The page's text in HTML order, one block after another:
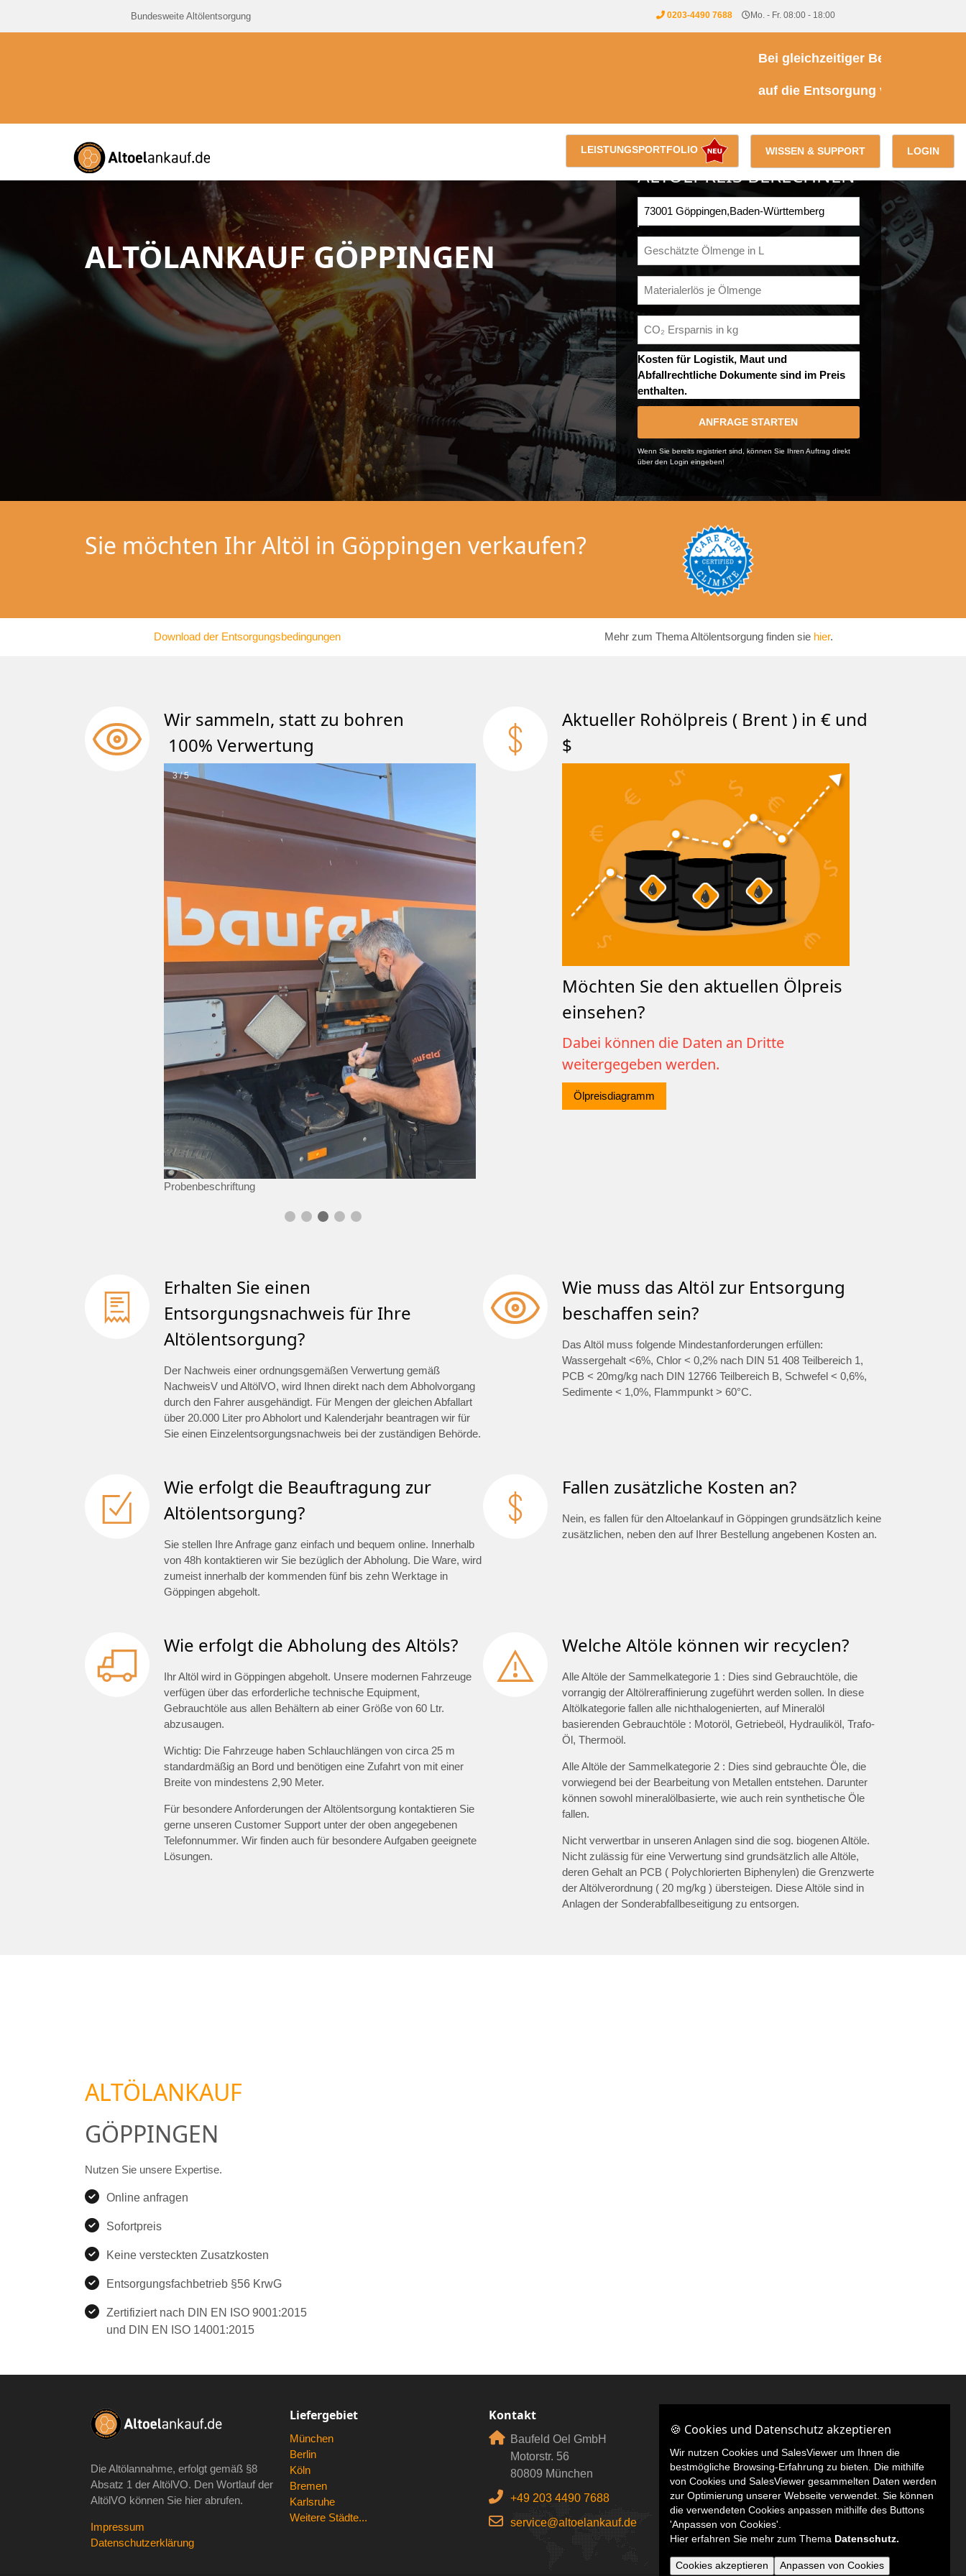
Bundesweite Altölentsorgung 0203-4490 7688 Mo. - Fr. 08:00 - 18:00
Bei gleichzeitiger Beauftragung
auf die Entsorgung von Kühl- &
LOGIN
WISSEN & SUPPORT
LEISTUNGSPORTFOLIO
ALTÖLANKAUF GÖPPINGEN
ALTÖLPREIS BERECHNEN
Kosten für Logistik, Maut und
Abfallrechtliche Dokumente sind im Preis
enthalten.
ANFRAGE STARTEN
Wenn Sie bereits registriert sind, können Sie Ihren Auftrag direkt
über den Login eingeben!
Sie möchten Ihr Altöl in Göppingen verkaufen?
Download der Entsorgungsbedingungen Mehr zum Thema Altölentsorgung finden sie hier.
Wir sammeln, statt zu bohren
100% Verwertung
3 / 5
Probenbeschriftung
Aktueller Rohölpreis ( Brent ) in € und
$
Möchten Sie den aktuellen Ölpreis
einsehen?
Dabei können die Daten an Dritte
weitergegeben werden.
Ölpreisdiagramm
Erhalten Sie einen
Entsorgungsnachweis für Ihre
Altölentsorgung?
Der Nachweis einer ordnungsgemäßen Verwertung gemäß
NachweisV und AltölVO, wird Ihnen direkt nach dem Abholvorgang
durch den Fahrer ausgehändigt. Für Mengen der gleichen Abfallart
über 20.000 Liter pro Abholort und Kalenderjahr beantragen wir für
Sie einen Einzelentsorgungsnachweis bei der zuständigen Behörde.
Wie muss das Altöl zur Entsorgung
beschaffen sein?
Das Altöl muss folgende Mindestanforderungen erfüllen:
Wassergehalt <6%, Chlor < 0,2% nach DIN 51 408 Teilbereich 1,
PCB < 20mg/kg nach DIN 12766 Teilbereich B, Schwefel < 0,6%,
Sedimente < 1,0%, Flammpunkt > 60°C.
Wie erfolgt die Beauftragung zur
Altölentsorgung?
Sie stellen Ihre Anfrage ganz einfach und bequem online. Innerhalb
von 48h kontaktieren wir Sie bezüglich der Abholung. Die Ware, wird
zumeist innerhalb der kommenden fünf bis zehn Werktage in
Göppingen abgeholt.
Fallen zusätzliche Kosten an?
Nein, es fallen für den Altoelankauf in Göppingen grundsätzlich keine
zusätzlichen, neben den auf Ihrer Bestellung angebenen Kosten an.
Wie erfolgt die Abholung des Altöls?
Ihr Altöl wird in Göppingen abgeholt. Unsere modernen Fahrzeuge
verfügen über das erforderliche technische Equipment,
Gebrauchtöle aus allen Behältern ab einer Größe von 60 Ltr.
abzusaugen.
Wichtig: Die Fahrzeuge haben Schlauchlängen von circa 25 m
standardmäßig an Bord und benötigen eine Zufahrt von mit einer
Breite von mindestens 2,90 Meter.
Für besondere Anforderungen der Altölentsorgung kontaktieren Sie
gerne unseren Customer Support unter der oben angegebenen
Telefonnummer. Wir finden auch für besondere Aufgaben geeignete
Lösungen.
Welche Altöle können wir recyclen?
Alle Altöle der Sammelkategorie 1 : Dies sind Gebrauchtöle, die
vorrangig der Altölreraffinierung zugeführt werden sollen. In diese
Altölkategorie fallen alle nichthalogenierten, auf Mineralöl
basierenden Gebrauchtöle : Motoröl, Getriebeöl, Hydrauliköl, Trafo-
Öl, Thermoöl.
Alle Altöle der Sammelkategorie 2 : Dies sind gebrauchte Öle, die
vorwiegend bei der Bearbeitung von Metallen entstehen. Darunter
können sowohl mineralölbasierte, wie auch rein synthetische Öle
fallen.
Nicht verwertbar in unseren Anlagen sind die sog. biogenen Altöle.
Nicht zulässig für eine Verwertung sind grundsätzlich alle Altöle,
deren Gehalt an PCB ( Polychlorierten Biphenylen) die Grenzwerte
der Altölverordnung ( 20 mg/kg ) übersteigen. Diese Altöle sind in
Anlagen der Sonderabfallbeseitigung zu entsorgen.
ALTÖLANKAUF
GÖPPINGEN
Nutzen Sie unsere Expertise.
Online anfragen
Sofortpreis
Keine versteckten Zusatzkosten
Entsorgungsfachbetrieb §56 KrwG
Zertifiziert nach DIN EN ISO 9001:2015
und DIN EN ISO 14001:2015
Die Altölannahme, erfolgt gemäß §8
Absatz 1 der AltölVO. Den Wortlauf der
AltölVO können Sie hier abrufen.
Impressum
Datenschutzerklärung
Liefergebiet
München
Berlin
Köln
Bremen
Karlsruhe
Weitere Städte...
Kontakt
Baufeld Oel GmbH
Motorstr. 56
80809 München
+49 203 4490 7688
service@altoelankauf.de
🍪 Cookies und Datenschutz akzeptieren
Wir nutzen Cookies und SalesViewer um Ihnen die
bestmögliche Browsing-Erfahrung zu bieten. Die mithilfe
von Cookies und SalesViewer gesammelten Daten werden
zur Optimierung unserer Webseite verwendet. Sie können
die verwendeten Cookies anpassen mithilfe des Buttons
'Anpassen von Cookies'.
Hier erfahren Sie mehr zum Thema Datenschutz.
Cookies akzeptieren Anpassen von Cookies